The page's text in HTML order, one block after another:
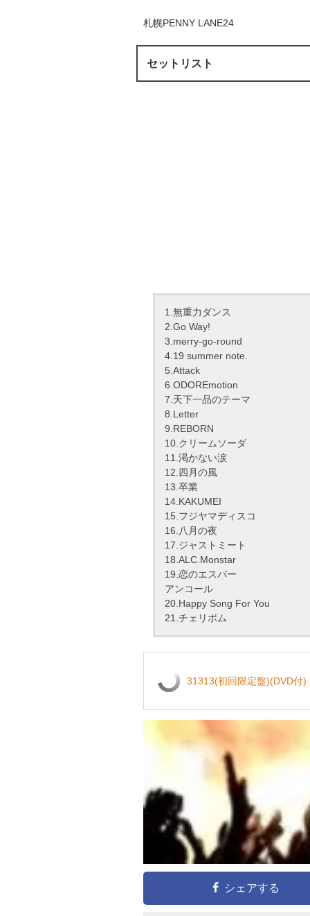
札幌PENNY LANE24
セットリスト
1.無重力ダンス
2.Go Way!
3.merry-go-round
4.19 summer note.
5.Attack
6.ODOREmotion
7.天下一品のテーマ
8.Letter
9.REBORN
10.クリームソーダ
11.渇かない涙
12.四月の風
13.卒業
14.KAKUMEI
15.フジヤマディスコ
16.八月の夜
17.ジャストミート
18.ALC.Monstar
19.恋のエスパー
アンコール
20.Happy Song For You
21.チェリボム
31313(初回限定盤)(DVD付)
シェアする